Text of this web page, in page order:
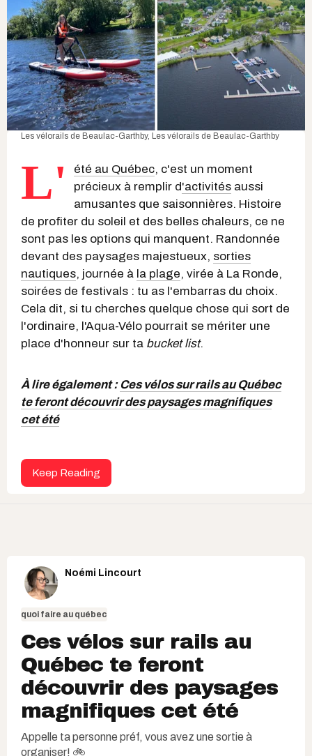
Les vélorails de Beaulac-Garthby, Les vélorails de Beaulac-Garthby
L' été au Québec, c'est un moment
précieux à remplir d'activités aussi
amusantes que saisonnières. Histoire
de profiter du soleil et des belles chaleurs, ce ne
sont pas les options qui manquent. Randonnée
devant des paysages majestueux, sorties
nautiques, journée à la plage, virée à La Ronde,
soirées de festivals : tu as l'embarras du choix.
Cela dit, si tu cherches quelque chose qui sort de
l'ordinaire, l'Aqua-Vélo pourrait se mériter une
place d'honneur sur ta bucket list.
À lire également : Ces vélos sur rails au Québec
te feront découvrir des paysages magnifiques
cet été
Keep Reading
Noémi Lincourt
quoi faire au québec
Ces vélos sur rails au
Québec te feront
découvrir des paysages
magnifiques cet été
Appelle ta personne préf, vous avez une sortie à
organiser! 🚲